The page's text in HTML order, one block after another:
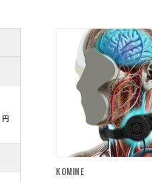
円
KOMINE